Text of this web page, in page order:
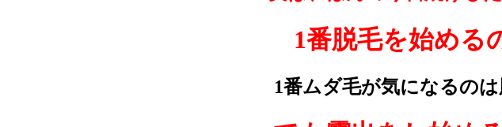
1番脱毛を始める
1番ムダ毛が気になるの